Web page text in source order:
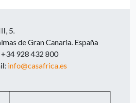
5.
de Gran Canaria. España
+34 928 432 800
info@casafrica.es